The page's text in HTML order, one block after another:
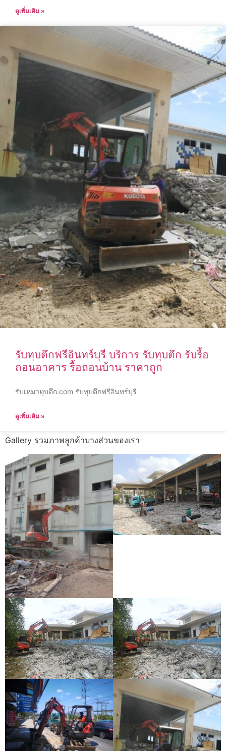
ดูเพิ่มเติม »
รับทุบตึกฟรีอินทร์บุรี บริการ รับทุบตึก รับรื้อ
ถอนอาคาร รื้อถอนบ้าน ราคาถูก
รับเหมาทุบตึก.com รับทุบตึกฟรีอินทร์บุรี
ดูเพิ่มเติม »
Gallery รวมภาพลูกค้าบางส่วนของเรา